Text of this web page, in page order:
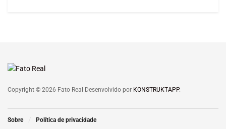
Copyright © 2026 Fato Real Desenvolvido por KONSTRUKTAPP.
Sobre Política de privacidade